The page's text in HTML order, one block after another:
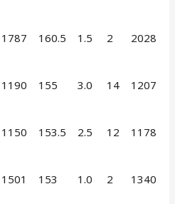
1787 160.5 1.5 2 2028
1190 155 3.0 14 1207
1150 153.5 2.5 12 1178
1501 153 1.0 2 1340